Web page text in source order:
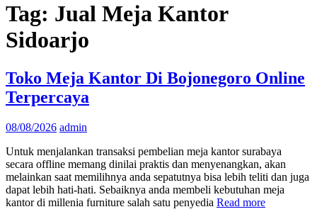
Tag: Jual Meja Kantor
Sidoarjo
Toko Meja Kantor Di Bojonegoro Online
Terpercaya
08/08/2026 admin
Untuk menjalankan transaksi pembelian meja kantor surabaya
secara offline memang dinilai praktis dan menyenangkan, akan
melainkan saat memilihnya anda sepatutnya bisa lebih teliti dan juga
dapat lebih hati-hati. Sebaiknya anda membeli kebutuhan meja
kantor di millenia furniture salah satu penyedia Read more